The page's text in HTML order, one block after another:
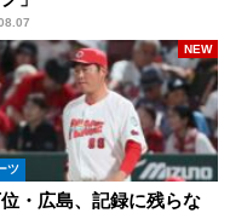
ツ
・広島、記録に残らな
NEW